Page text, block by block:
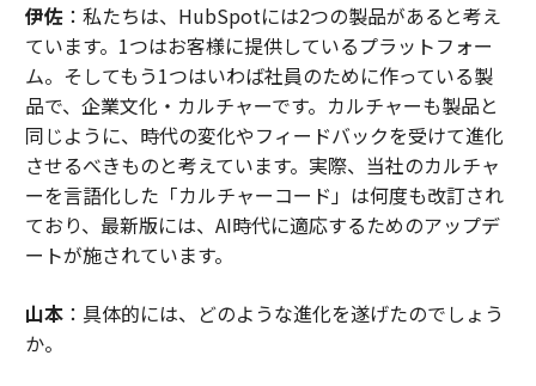
伊佐：私たちは、HubSpotには2つの製品があると考え
ています。1つはお客様に提供しているプラットフォー
ム。そしてもう1つはいわば社員のために作っている製
品で、企業文化・カルチャーです。カルチャーも製品と
同じように、時代の変化やフィードバックを受けて進化
させるべきものと考えています。実際、当社のカルチャ
ーを言語化した「カルチャーコード」は何度も改訂され
ており、最新版には、AI時代に適応するためのアップデ
ートが施されています。
山本：具体的には、どのような進化を遂げたのでしょう
か。